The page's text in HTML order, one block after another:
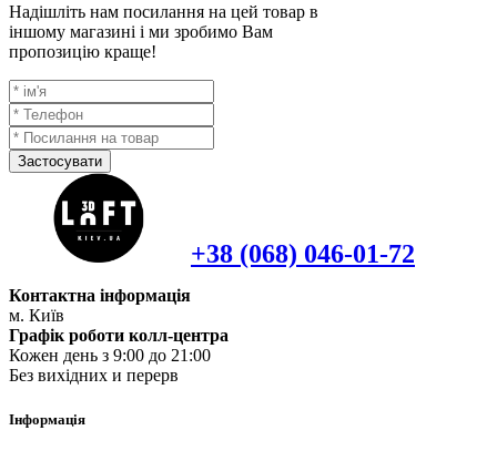
Надішліть нам посилання на цей товар в
іншому магазині і ми зробимо Вам
пропозицію краще!
Застосувати
+38 (068) 046-01-72
Контактна інформація
м. Київ
Графік роботи колл-центра
Кожен день з 9:00 до 21:00
Без вихідних и перерв
Інформація